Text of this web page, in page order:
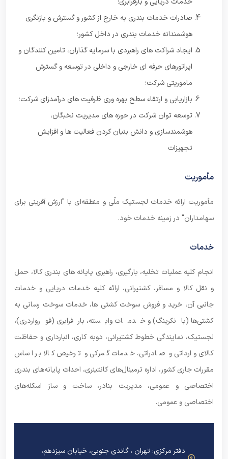
صادرات خدمات بندری به خارج از کشور و گسترش و بازنگری
هوشمندانه خدمات بندری در داخل کشور؛
ایجاد شراکت های راهبردی با سرمایه گذاران، تامین کنندگان و
اپراتورهای حرفه ای خارجی و داخلی در توسعه و گسترش
ماموریتی شرکت؛
بازاریابی و ارتقاء سطح بهره وری ظرفیت های درآمدزای شرکت؛
توسعه توان شرکت در حوزه های مدیریت نخبگان،
هوشمندسازی و دانش بنیان کردن فعالیت ها و افزایش
تجهیزات
مأموریت
مأموریت ارائه خدمات لجستیک ملّی و منطقه‌ای با "ارزش آفرینی برای
سهامداران" در زمینه خدمات خود.
خدمات
انجام کلیه عملیات تخلیه، بارگیری، راهبری پایانه های بندری کالا، حمل
و نقل کالا و مسافر، کشتیرانی، ارائه کلیه خدمات دریایی و خدمات
جانبی آن، خرید و فروش سوخت کشتی ها، خدمات سوخت رسانی به
کشتی‌ها (بانکرینگ) و خدمات وابسته، بارفرابری (فورواردری)،
لجستیک، نمایندگی خطوط کشتیرانی، دوبه کاری، انبارداری و حفاظت
کالای وارداتی و صادراتی، خدمات گمرکی و ترخیص کالا بر اساس
مقررات جاری کشور، اداره ترمینال‌های کانتینری، احداث پایانه‌های بندری
اختصاصی و عمومی، مدیریت بنادر، ساخت و ساز اسکله‌های
اختصاصی و عمومی.
دفتر مرکزی: تهران ، گاندی جنوبی، خیابان سیزدهم،